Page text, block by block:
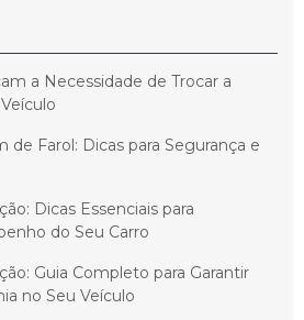
a Necessidade de Trocar a
Farol: Dicas para Segurança e
Dicas Essenciais para
do Seu Carro
Guia Completo para Garantir
no Seu Veículo